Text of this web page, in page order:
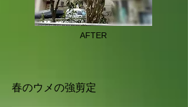
AFTER
春のウメの強剪定